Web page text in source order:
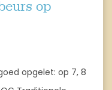
op
opgelet: op 7, 8